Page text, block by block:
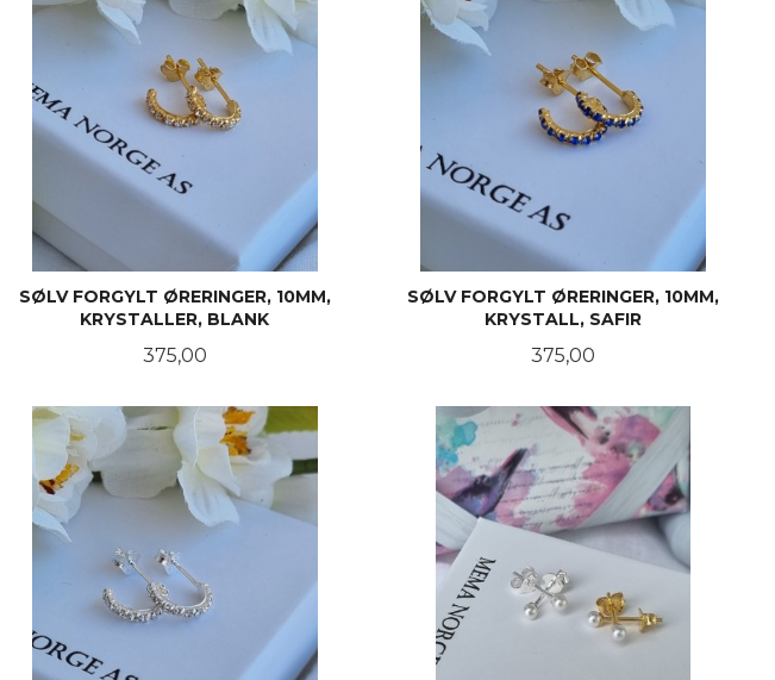
SØLV FORGYLT ØRERINGER, 10MM,
KRYSTALLER, BLANK
Pris
375,00
KJØP
SØLV FORGYLT ØRERINGER, 10MM,
KRYSTALL, SAFIR
Pris
375,00
KJØP